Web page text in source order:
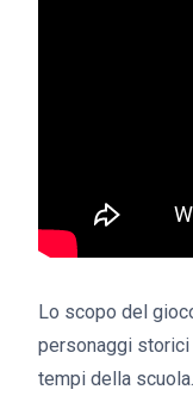
Lo scopo del
personaggi
tempi della